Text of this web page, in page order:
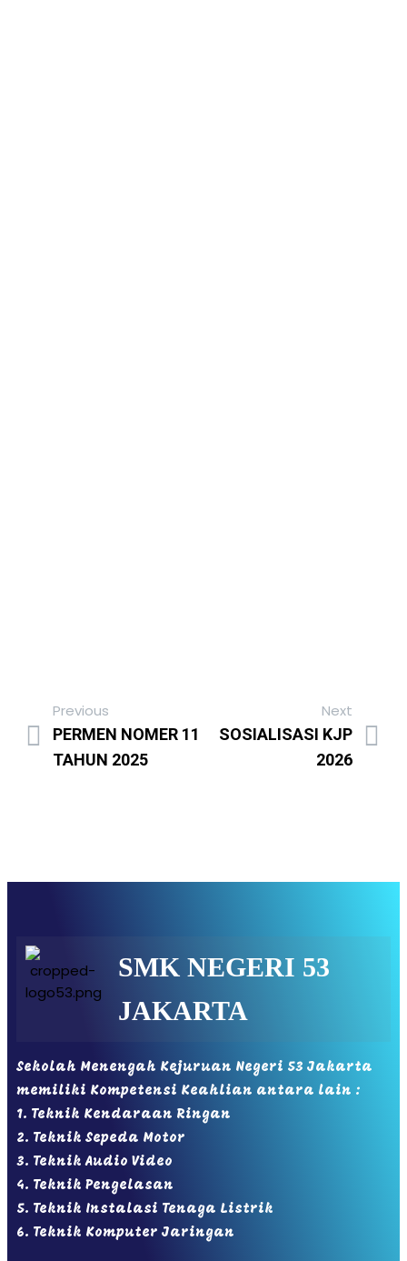
Previous
PERMEN NOMER 11
TAHUN 2025
Next
SOSIALISASI KJP
2026
SMK NEGERI 53
JAKARTA
Sekolah Menengah Kejuruan Negeri 53 Jakarta
memiliki Kompetensi Keahlian antara lain :
1. Teknik Kendaraan Ringan
2. Teknik Sepeda Motor
3. Teknik Audio Video
4. Teknik Pengelasan
5. Teknik Instalasi Tenaga Listrik
6. Teknik Komputer Jaringan